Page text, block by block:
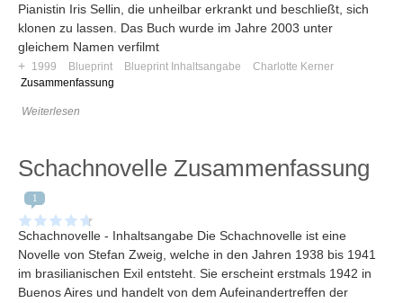
Pianistin Iris Sellin, die unheilbar erkrankt und beschließt, sich
klonen zu lassen. Das Buch wurde im Jahre 2003 unter
gleichem Namen verfilmt
+ 1999 Blueprint Blueprint Inhaltsangabe
Charlotte Kerner
Zusammenfassung
Weiterlesen
Schachnovelle Zusammenfassung
1
Schachnovelle - Inhaltsangabe Die Schachnovelle ist eine
Novelle von Stefan Zweig, welche in den Jahren 1938 bis 1941
im brasilianischen Exil entsteht. Sie erscheint erstmals 1942 in
Buenos Aires und handelt von dem Aufeinandertreffen der